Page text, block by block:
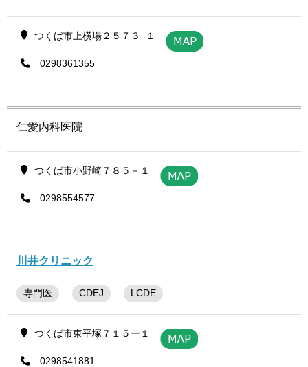
つくば市上横場２５７３−１
0298361355
仁愛内科医院
つくば市小野崎７８５－１
0298554577
川井クリニック
専門医 CDEJ LCDE
つくば市東平塚７１５ー１
0298541881